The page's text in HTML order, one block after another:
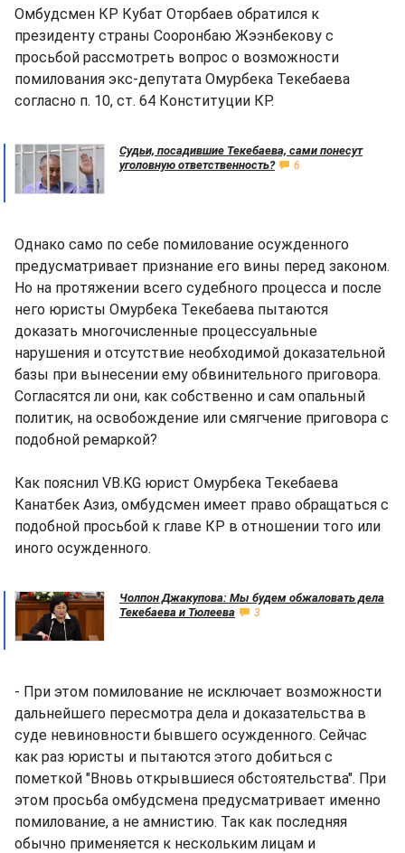
Омбудсмен КР Кубат Оторбаев обратился к
президенту страны Сооронбаю Жээнбекову с
просьбой рассмотреть вопрос о возможности
помилования экс-депутата Омурбека Текебаева
согласно п. 10, ст. 64 Конституции КР.
Судьи, посадившие Текебаева, сами понесут
уголовную ответственность?
6
Однако само по себе помилование осужденного
предусматривает признание его вины перед законом.
Но на протяжении всего судебного процесса и после
него юристы Омурбека Текебаева пытаются
доказать многочисленные процессуальные
нарушения и отсутствие необходимой доказательной
базы при вынесении ему обвинительного приговора.
Согласятся ли они, как собственно и сам опальный
политик, на освобождение или смягчение приговора с
подобной ремаркой?
Как пояснил VB.KG юрист Омурбека Текебаева
Канатбек Азиз, омбудсмен имеет право обращаться с
подобной просьбой к главе КР в отношении того или
иного осужденного.
Чолпон Джакупова: Мы будем обжаловать дела
Текебаева и Тюлеева
3
- При этом помилование не исключает возможности
дальнейшего пересмотра дела и доказательства в
суде невиновности бывшего осужденного. Сейчас
как раз юристы и пытаются этого добиться с
пометкой "Вновь открывшиеся обстоятельства". При
этом просьба омбудсмена предусматривает именно
помилование, а не амнистию. Так как последняя
обычно применяется к нескольким лицам и